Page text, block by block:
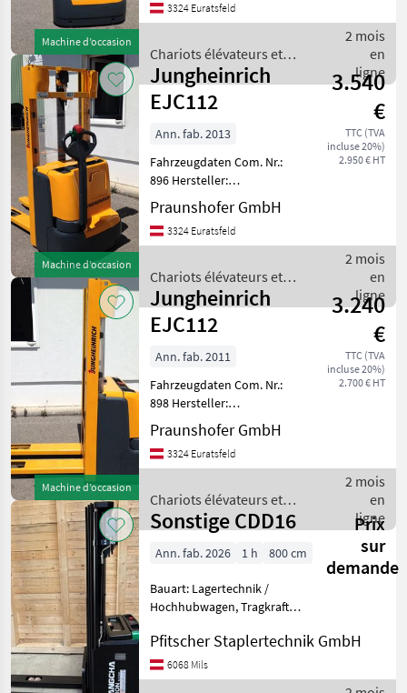
Machine d’occasion
Antriebsart: Elektro
2014 Mastdaten Mastt
3324 Euratsfeld
Chariots élévateurs et
techniques de stockage /
Jungheinrich
2 mois
en
ligne
Machine d’occasion
Jungheinrich
EJC112
3.540
€
TTC (TVA
incluse 20%)
2.950 € HT
Ann. fab. 2013
Fahrzeugdaten Com. Nr.:
896 Hersteller:
Jungheinrich Typ: EJC112
Bauart: Hochhubwagen
Antriebsart: Elektro
Betriebsstunden: 5921
Baujahr: 2
Praunshofer GmbH
3324 Euratsfeld
Chariots élévateurs et
techniques de stockage /
Jungheinrich
2 mois
en
ligne
Machine d’occasion
Jungheinrich
EJC112
3.240
€
TTC (TVA
incluse 20%)
2.700 € HT
Ann. fab. 2011
Fahrzeugdaten Com. Nr.:
898 Hersteller:
Jungheinrich Typ: EJC112
Bauart: Hochhubwagen
Antriebsart: Elektro
2011 Mastdaten Mastt
Praunshofer GmbH
3324 Euratsfeld
Chariots élévateurs et
techniques de stockage /
Jungheinrich
2 mois
en
ligne
Sonstige CDD16
Prix
sur
demande
Ann. fab. 2026 1 h 800 cm
Bauart: Lagertechnik /
Hochhubwagen, Tragkraft:
Bauhöhe: 2030mm,
Freihub: 1490mm,
Gabellänge: 1150mm,
Pfitscher Staplertechnik GmbH
6068 Mils